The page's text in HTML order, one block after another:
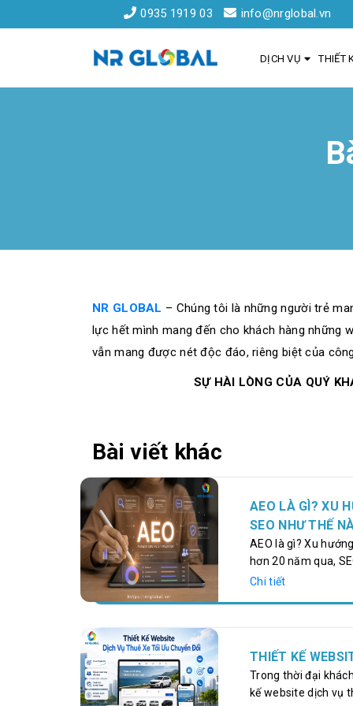
0935 1919 03 info@nrglobal.vn
DỊCH VỤ THIẾT
NR GLOBAL – Chúng tôi là những người trẻ
lực hết mình mang đến cho khách hàng những
vẫn mang được nét độc đáo, riêng biệt của
SỰ HÀI LÒNG CỦA QUÝ
Bài viết khác
AEO LÀ GÌ? XU
SEO NHƯ THẾ
AEO là gì? Xu
hơn 20 năm qua,
giúp doanh nghiệp
liên kết màu xanh
Chi tiết
THIẾT KẾ
Trong thời đại
kế website dịch vụ